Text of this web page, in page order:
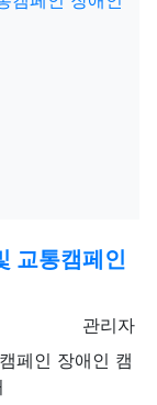
교통캠페인
등록자
관리자
페인 장애인 캠